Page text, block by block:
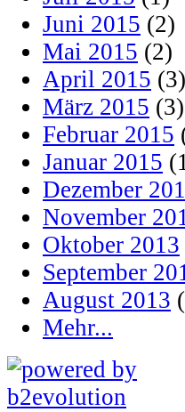
Juni 2015 (2)
Mai 2015 (2)
April 2015 (3)
März 2015 (3)
Februar 2015
Januar 2015
Dezember
November
Oktober 2013
September
August 2013
Mehr...